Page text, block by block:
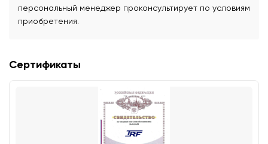
персональный менеджер проконсультирует по условиям
приобретения.
Сертификаты